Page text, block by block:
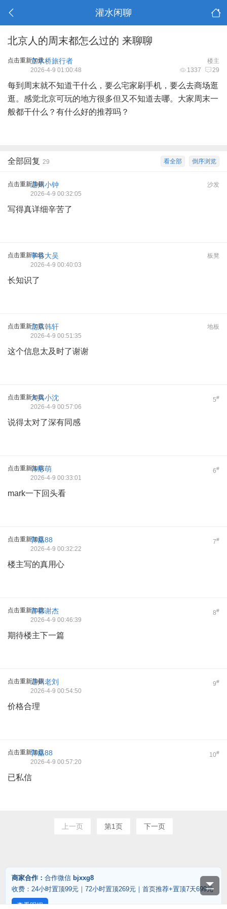
灌水闲聊
北京人的周末都怎么过的 来聊聊
点击重新加载 楼主
立水桥旅行者
1337 29
2026-4-9 01:00:48
每到周末就不知道干什么，要么宅家刷手机，要么去商场逛
逛。感觉北京可玩的地方很多但又不知道去哪。大家周末一
般都干什么？有什么好的推荐吗？
倒序浏览
看全部
全部回复 29
点击重新加载 沙发
通州小钟
2026-4-9 00:32:05
写得真详细辛苦了
点击重新加载 板凳
平谷大吴
2026-4-9 00:40:03
长知识了
点击重新加载 地板
北京韩轩
2026-4-9 00:51:35
这个信息太及时了谢谢
点击重新加载 5#
大兴小沈
2026-4-9 00:57:06
说得太对了深有同感
点击重新加载 6#
韩彤萌
2026-4-9 00:33:01
mark一下回头看
点击重新加载 7#
郭磊88
2026-4-9 00:32:22
楼主写的真用心
点击重新加载 8#
首都谢杰
2026-4-9 00:46:39
期待楼主下一篇
点击重新加载 9#
通州老刘
2026-4-9 00:54:50
价格合理
点击重新加载 10#
郭磊88
2026-4-9 00:57:20
已私信
上一页 第1页 下一页
商家合作： 合作微信 bjxxg8
收费：24小时置顶99元｜72小时置顶269元｜首页推荐+置顶7天699元
查看明细